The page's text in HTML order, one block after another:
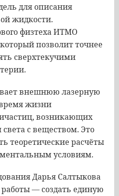
для описания
жидкости.
физтеха ИТМО
позволит точнее
сверхтекучими
внешнюю лазерную
жизни
возникающих
с веществом. Это
теоретические расчёты
условиям.
Дарья Салтыкова
работы — создать единую